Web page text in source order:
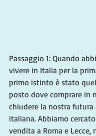
Passaggio 1: Quando
vivere in Italia per la
primo istinto è stato
posto dove comprare in
chiudere la nostra futura
italiana. Abbiamo
vendita a Roma e Lecce,